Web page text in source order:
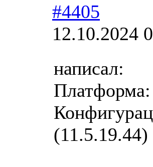
#4405
12.10.2024
написал:
(11.5.19.44)